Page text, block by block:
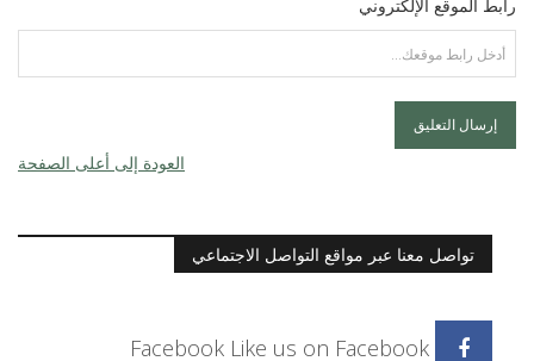
رابط الموقع الإلكتروني
العودة إلى أعلى الصفحة
تواصل معنا عبر مواقع التواصل الاجتماعي
Facebook Like us on Facebook